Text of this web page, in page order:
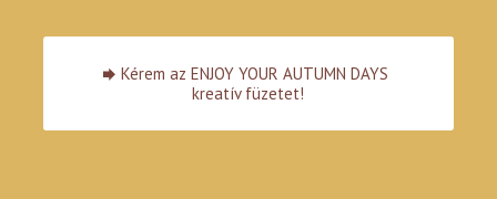
Kérem az ENJOY YOUR AUTUMN DAYS
kreatív füzetet!